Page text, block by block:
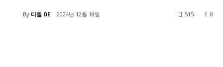
By 디젤 DE 2024년 12월 18일 0
515